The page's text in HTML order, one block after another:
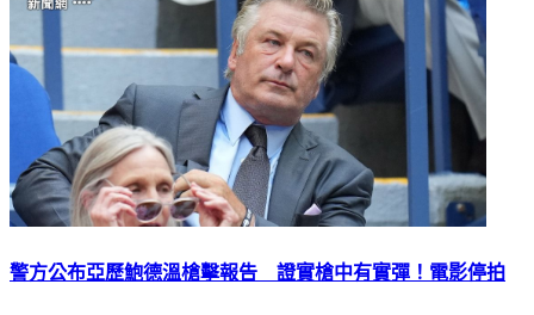
警方公布亞歷鮑德溫槍擊報告 證實槍中有實彈！電影停拍